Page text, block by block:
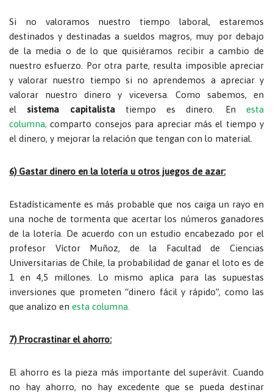
Si no valoramos nuestro tiempo laboral, estaremos
destinados y destinadas a sueldos magros, muy por debajo
de la media o de lo que quisiéramos recibir a cambio de
nuestro esfuerzo. Por otra parte, resulta imposible apreciar
y valorar nuestro tiempo si no aprendemos a apreciar y
valorar nuestro dinero y viceversa. Como sabemos, en
el
sistema capitalista tiempo es dinero. En
esta
columna, comparto consejos para apreciar más el tiempo y
el dinero, y mejorar la relación que tengan con lo material.
6) Gastar dinero en la lotería u otros juegos de azar:
Estadísticamente es más probable que nos caiga un rayo en
una noche de tormenta que acertar los números ganadores
de la lotería. De acuerdo con un estudio encabezado por el
profesor Víctor Muñoz, de la Facultad de Ciencias
Universitarias de Chile, la probabilidad de ganar el loto es de
1 en 4,5 millones. Lo mismo aplica para las supuestas
inversiones que prometen “dinero fácil y rápido”, como las
que analizo en esta columna.
7) Procrastinar el ahorro:
El ahorro es la pieza más importante del superávit. Cuando
no hay ahorro, no hay excedente que se pueda destinar